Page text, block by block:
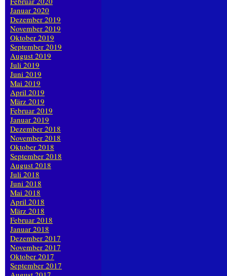
Januar 2020
Dezember 2019
November 2019
Oktober 2019
September 2019
August 2019
Juli 2019
Juni 2019
Mai 2019
April 2019
März 2019
Februar 2019
Januar 2019
Dezember 2018
November 2018
Oktober 2018
September 2018
August 2018
Juli 2018
Juni 2018
Mai 2018
April 2018
März 2018
Februar 2018
Januar 2018
Dezember 2017
November 2017
Oktober 2017
September 2017